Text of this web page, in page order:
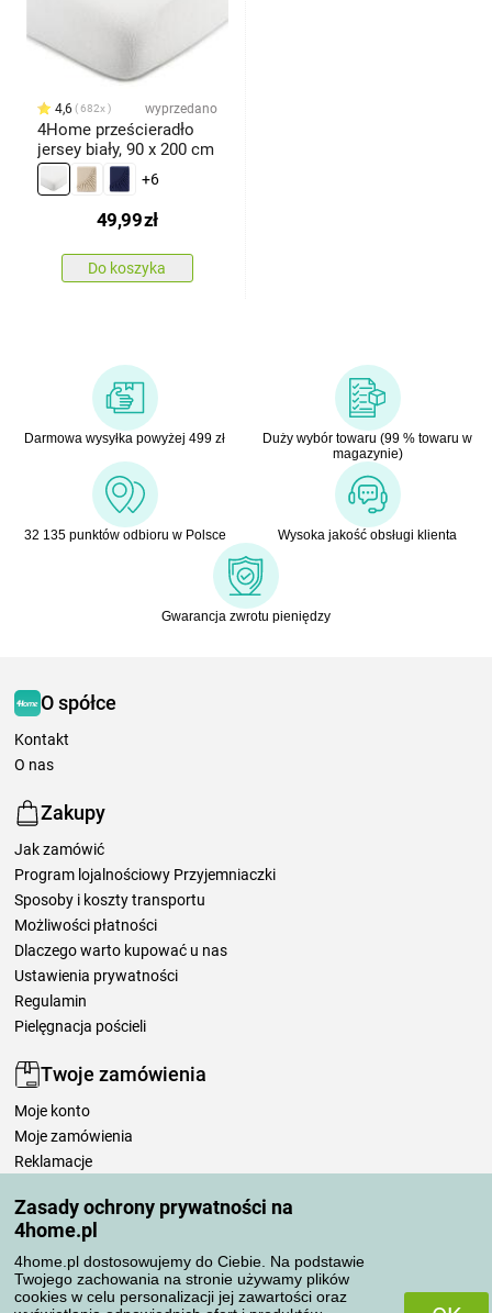
Zasady ochrony prywatności na
4home.pl
4home.pl dostosowujemy do Ciebie. Na podstawie
Twojego zachowania na stronie używamy plików
cookies w celu personalizacji jej zawartości oraz
4,6 682x wyprzedano
4Home prześcieradło
jersey biały, 90 x 200 cm
+6
49,99zł
Do koszyka
Darmowa wysyłka powyżej 499 zł
Duży wybór towaru (99 % towaru w
magazynie)
32 135 punktów odbioru w Polsce Wysoka jakość obsługi klienta
Gwarancja zwrotu pieniędzy
O spółce
Kontakt
O nas
Zakupy
Jak zamówić
Program lojalnościowy Przyjemniaczki
Sposoby i koszty transportu
Możliwości płatności
Dlaczego warto kupować u nas
Ustawienia prywatności
Regulamin
Pielęgnacja pościeli
Twoje zamówienia
Moje konto
Moje zamówienia
Reklamacje
Zasady przetwarzania recenzji
Sposoby transportu